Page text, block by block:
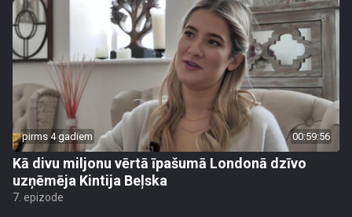
pirms 4 gadiem 00:59:56
Kā divu miljonu vērtā īpašumā Londonā dzīvo
uzņēmēja Kintija Beļska
7. epizode